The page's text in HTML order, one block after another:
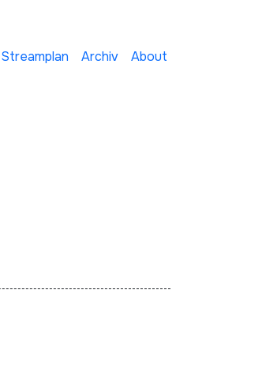
Streamplan Archiv About